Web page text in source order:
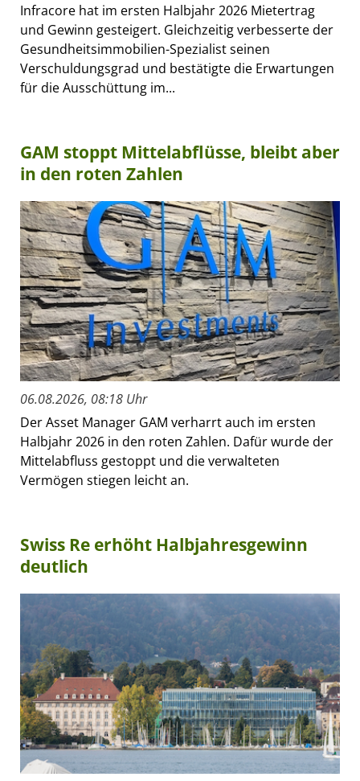
Infracore hat im ersten Halbjahr 2026 Mietertrag
und Gewinn gesteigert. Gleichzeitig verbesserte der
Gesundheitsimmobilien-Spezialist seinen
Verschuldungsgrad und bestätigte die Erwartungen
für die Ausschüttung im...
GAM stoppt Mittelabflüsse, bleibt aber
in den roten Zahlen
06.08.2026, 08:18 Uhr
Der Asset Manager GAM verharrt auch im ersten
Halbjahr 2026 in den roten Zahlen. Dafür wurde der
Mittelabfluss gestoppt und die verwalteten
Vermögen stiegen leicht an.
Swiss Re erhöht Halbjahresgewinn
deutlich